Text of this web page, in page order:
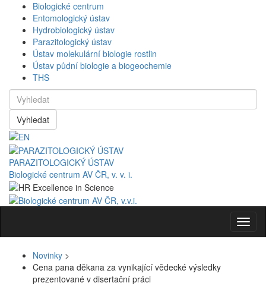
Biologické centrum
Entomologický ústav
Hydrobiologický ústav
Parazitologický ústav
Ústav molekulární biologie rostlin
Ústav půdní biologie a biogeochemie
THS
Vyhledat
PARAZITOLOGICKÝ ÚSTAV
Biologické centrum AV ČR, v. v. i.
Novinky >
Cena pana děkana za vynikající vědecké výsledky
prezentované v disertační práci